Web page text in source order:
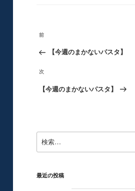
投
ナ
ビ
ー
前
の
投
稿
前
【今週のまかないパスタ】
次
の
次
【今週のまかないパスタ】
索:
最近の投稿